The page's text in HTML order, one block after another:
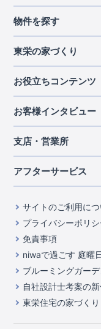
物件を探す
エリアから探す
北海道・東北
北海道
宮城県
千葉県
中部
山梨県
静岡県
滋賀県
京都
中国・四国
岡山県
広島
九州・沖縄
福岡県
熊本県
東栄の家づくり
長期優良住宅
住宅性能評価書
ブルーミングガー
室内空間を快適に保
コストパフォーマ
充実のアフターサポ
第三者評価によるお
家づくりのプロに
住んでみるとじわ
自社一貫体制
お役立ちコンテンツ
ご契約までの道のり
現地見学ガイド
ご紹介制度のご案内
東栄INDEX（用語
お客様インタビュー
支店・営業所
アフターサービス
サイトのご利用に
プライバシーポリシ
免責事項
niwaで過ごす 庭曜
ブルーミングガー
自社設計士考案の
東栄住宅の家づくり